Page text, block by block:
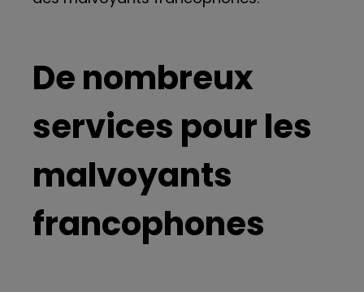
De nombreux
services pour les
malvoyants
francophones